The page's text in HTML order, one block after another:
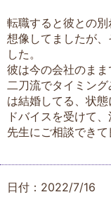
転職すると彼との
想像してましたが
した。
彼は今の会社のま
二刀流でタイミン
は結婚してる、状
ドバイスを受けて
先生にご相談できて
日付：2022/7/16